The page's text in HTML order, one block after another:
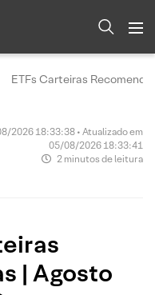
ETFs Carteiras
2026 18:33:38 • Atualizado em
05/08/2026 18:33:41
2 minutos de leitura
| Agosto